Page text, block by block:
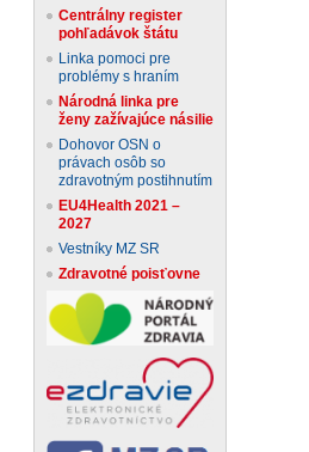
Centrálny register
pohľadávok štátu
Linka pomoci pre
problémy s hraním
Národná linka pre
ženy zažívajúce násilie
Dohovor OSN o
právach osôb so
zdravotným postihnutím
EU4Health 2021 –
2027
Vestníky MZ SR
Zdravotné poisťovne